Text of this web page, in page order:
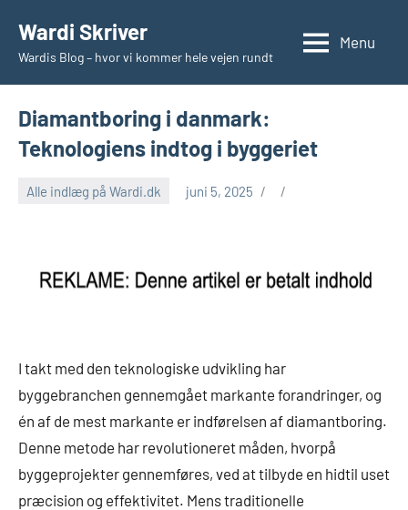
indhold
Wardi Skriver
Wardis Blog – hvor vi kommer hele vejen rundt
Menu
Diamantboring i danmark:
Teknologiens indtog i byggeriet
Alle indlæg på Wardi.dk juni 5, 2025
I takt med den teknologiske udvikling har
byggebranchen gennemgået markante forandringer, og
én af de mest markante er indførelsen af diamantboring.
Denne metode har revolutioneret måden, hvorpå
byggeprojekter gennemføres, ved at tilbyde en hidtil uset
præcision og effektivitet. Mens traditionelle